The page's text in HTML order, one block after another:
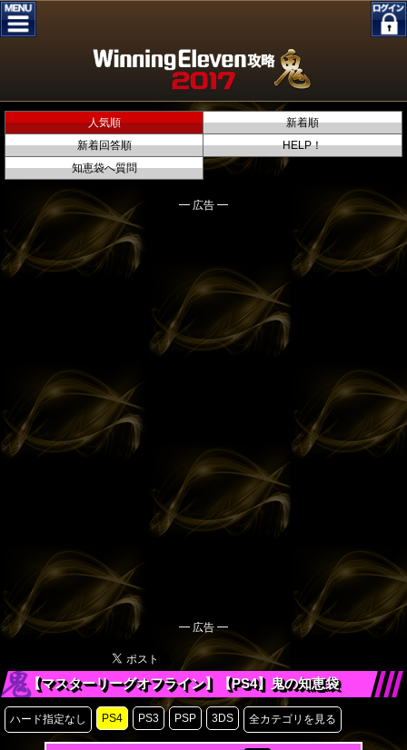
人気順
新着順
新着回答順
HELP！
知恵袋へ質問
━ 広告 ━
━ 広告 ━
【マスターリーグオフライン】【PS4】鬼の知恵袋
ハード指定なし PS4 PS3 PSP 3DS 全カテゴリを見る